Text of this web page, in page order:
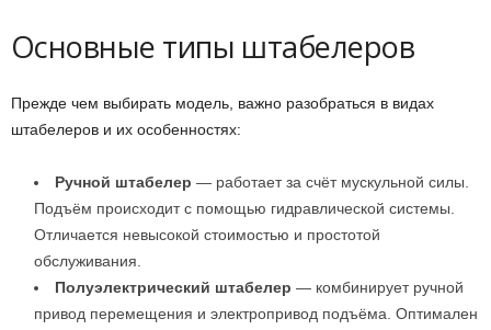
Основные типы штабелеров
Прежде чем выбирать модель, важно разобраться в видах
штабелеров и их особенностях:
Ручной штабелер — работает за счёт мускульной силы.
Подъём происходит с помощью гидравлической системы.
Отличается невысокой стоимостью и простотой
обслуживания.
Полуэлектрический штабелер — комбинирует ручной
привод перемещения и электропривод подъёма. Оптимален